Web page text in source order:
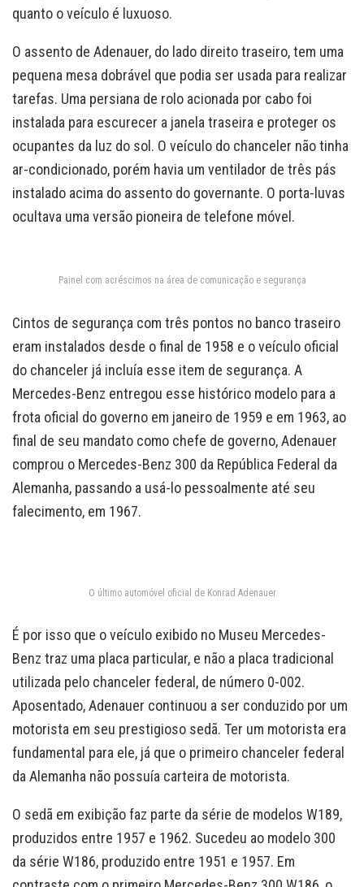
quanto o veículo é luxuoso.
O assento de Adenauer, do lado direito traseiro, tem uma
pequena mesa dobrável que podia ser usada para realizar
tarefas. Uma persiana de rolo acionada por cabo foi
instalada para escurecer a janela traseira e proteger os
ocupantes da luz do sol. O veículo do chanceler não tinha
ar-condicionado, porém havia um ventilador de três pás
instalado acima do assento do governante. O porta-luvas
ocultava uma versão pioneira de telefone móvel.
Painel com acréscimos na área de comunicação e segurança
Cintos de segurança com três pontos no banco traseiro
eram instalados desde o final de 1958 e o veículo oficial
do chanceler já incluía esse item de segurança. A
Mercedes-Benz entregou esse histórico modelo para a
frota oficial do governo em janeiro de 1959 e em 1963, ao
final de seu mandato como chefe de governo, Adenauer
comprou o Mercedes-Benz 300 da República Federal da
Alemanha, passando a usá-lo pessoalmente até seu
falecimento, em 1967.
O último automóvel oficial de Konrad Adenauer
É por isso que o veículo exibido no Museu Mercedes-
Benz traz uma placa particular, e não a placa tradicional
utilizada pelo chanceler federal, de número 0-002.
Aposentado, Adenauer continuou a ser conduzido por um
motorista em seu prestigioso sedã. Ter um motorista era
fundamental para ele, já que o primeiro chanceler federal
da Alemanha não possuía carteira de motorista.
O sedã em exibição faz parte da série de modelos W189,
produzidos entre 1957 e 1962. Sucedeu ao modelo 300
da série W186, produzido entre 1951 e 1957. Em